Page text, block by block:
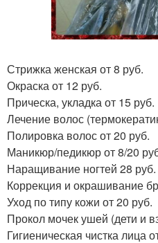
Стрижка женская от 8 руб.
Окраска от 12 руб.
Прическа, укладка от 15 руб.
Лечение волос
Полировка волос от 20 руб.
Маникюр/педикюр от 8/20
Наращивание ногтей 28 руб.
Коррекция и окрашивание
Уход по типу кожи от 20 руб.
Прокол мочек ушей (дети и
Гигиеническая чистка лица